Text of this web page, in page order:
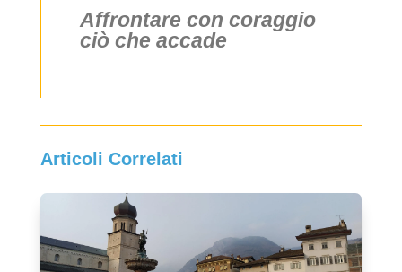
Affrontare con coraggio
ciò che accade
Articoli Correlati